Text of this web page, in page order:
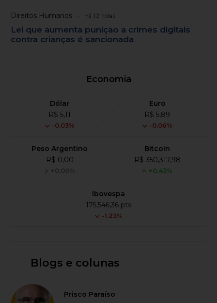
Direitos Humanos Há 12 horas
Lei que aumenta punição a crimes digitais
contra crianças é sancionada
Economia
Dólar
R$ 5,11
-0,03%
Euro
R$ 5,89
-0,06%
Peso Argentino
R$ 0,00
+0,00%
Bitcoin
R$ 350,317,98
+0,43%
Ibovespa
175,546,36 pts
-1.23%
Blogs e colunas
Prisco Paraíso